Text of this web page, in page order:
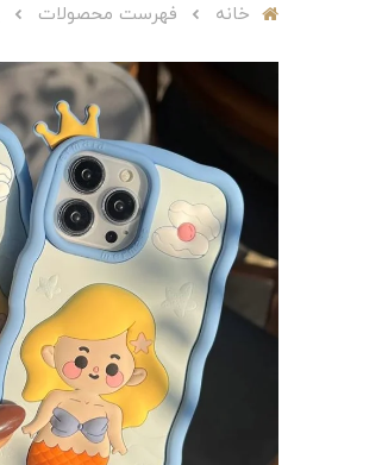
خانه فهرست محصولات